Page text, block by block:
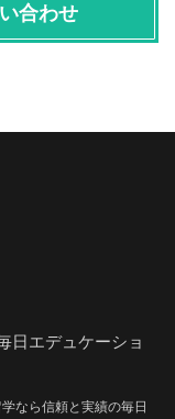
合わせ
日エデュケーショ
なら信頼と実績の毎日